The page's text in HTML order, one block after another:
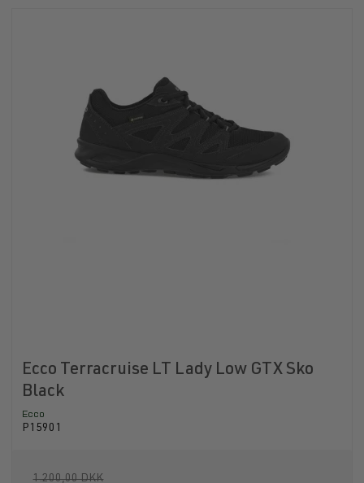
Ecco Terracruise LT Lady Low GTX Sko
Black
Ecco
P15901
1.200,00 DKK